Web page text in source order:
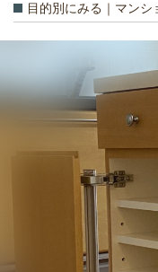
目的別にみる｜マンシ